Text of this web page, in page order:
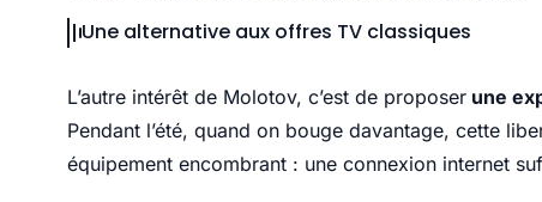
Une alternative aux offres TV classiques
L’autre intérêt de Molotov, c’est de proposer une
Pendant l’été, quand on bouge davantage, cette
équipement encombrant : une connexion internet